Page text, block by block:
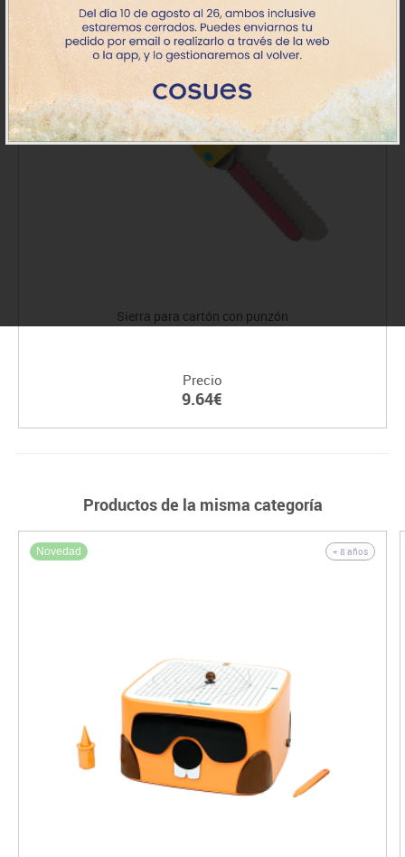
Sierra para cartón con punzón
Precio
9.64€
Productos de la misma categoría
Novedad + 8 años